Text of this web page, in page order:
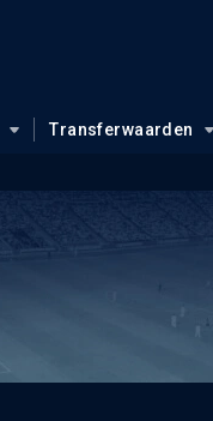
Transferwaarden